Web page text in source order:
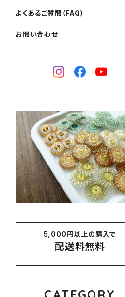
よくあるご質問（FAQ）
お問い合わせ
5,000円以上の購入で
配送料無料
CATEGORY